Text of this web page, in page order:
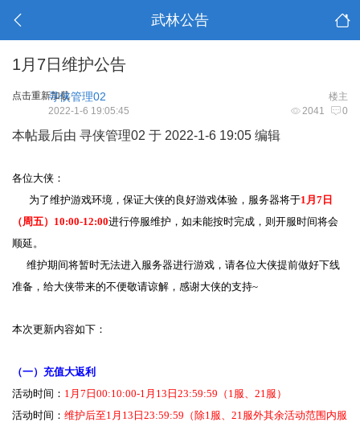
武林公告
1月7日维护公告
点击重新加载 楼主
寻侠管理02
2041 0
2022-1-6 19:05:45
本帖最后由 寻侠管理02 于 2022-1-6 19:05 编辑
各位大侠：
为了维护游戏环境，保证大侠的良好游戏体验，服务器将于1月7日
（周五）10:00-12:00进行停服维护，如未能按时完成，则开服时间将会
顺延。
维护期间将暂时无法进入服务器进行游戏，请各位大侠提前做好下线
准备，给大侠带来的不便敬请谅解，感谢大侠的支持~
本次更新内容如下：
（一）充值大返利
活动时间： 1月7日00:10:00-1月13日23:59:59（1服、21服）
活动时间： 维护后至1月13日23:59:59（除1服、21服外其余活动范围内服